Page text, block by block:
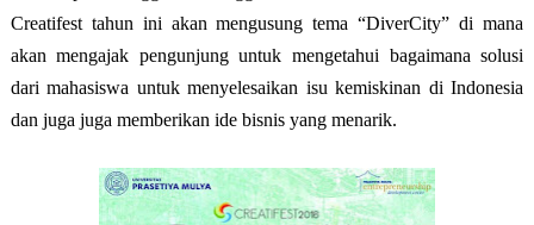
Creatifest tahun ini akan mengusung tema “DiverCity” di mana
akan mengajak pengunjung untuk mengetahui bagaimana solusi
dari mahasiswa untuk menyelesaikan isu kemiskinan di Indonesia
dan juga juga memberikan ide bisnis yang menarik.